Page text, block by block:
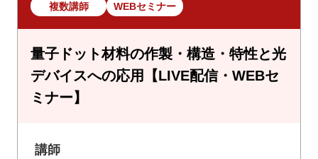
複数講師 WEBセミナー
量子ドット材料の作製・構造・特性と光
デバイスへの応用【LIVE配信・WEBセ
ミナー】
講師